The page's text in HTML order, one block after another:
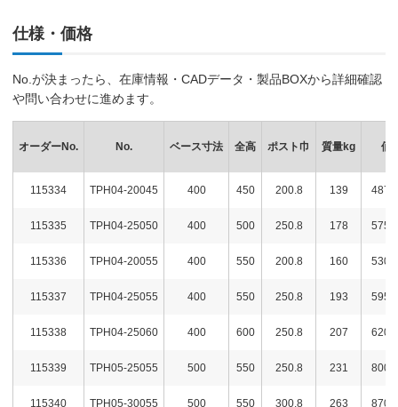
仕様・価格
No.が決まったら、在庫情報・CADデータ・製品BOXから詳細確認
や問い合わせに進めます。
オーダーNo. No. ベース寸法 全高 ポスト巾 質量kg 価
115334 TPH04-20045 400 450 200.8 139
115335 TPH04-25050 400 500 250.8 178
115336 TPH04-20055 400 550 200.8 160
115337 TPH04-25055 400 550 250.8 193
115338 TPH04-25060 400 600 250.8 207
115339 TPH05-25055 500 550 250.8 231
115340 TPH05-30055 500 550 300.8 263